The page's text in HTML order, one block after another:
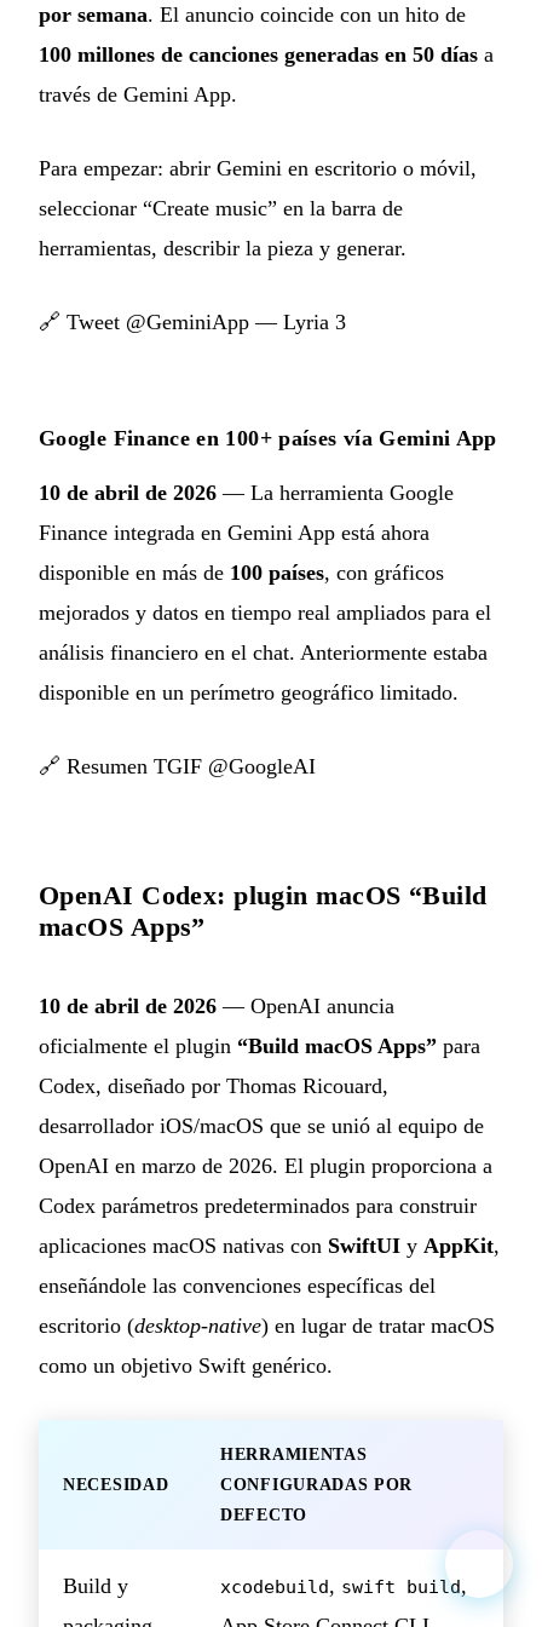
por semana. El anuncio coincide con un hito de
100 millones de canciones generadas en 50 días a
través de Gemini App.
Para empezar: abrir Gemini en escritorio o móvil,
seleccionar “Create music” en la barra de
herramientas, describir la pieza y generar.
🔗 Tweet @GeminiApp — Lyria 3
Google Finance en 100+ países vía Gemini App
10 de abril de 2026 — La herramienta Google
Finance integrada en Gemini App está ahora
disponible en más de 100 países, con gráficos
mejorados y datos en tiempo real ampliados para el
análisis financiero en el chat. Anteriormente estaba
disponible en un perímetro geográfico limitado.
🔗 Resumen TGIF @GoogleAI
OpenAI Codex: plugin macOS “Build
macOS Apps”
10 de abril de 2026 — OpenAI anuncia
oficialmente el plugin “Build macOS Apps” para
Codex, diseñado por Thomas Ricouard,
desarrollador iOS/macOS que se unió al equipo de
OpenAI en marzo de 2026. El plugin proporciona a
Codex parámetros predeterminados para construir
aplicaciones macOS nativas con SwiftUI y AppKit,
enseñándole las convenciones específicas del
escritorio (desktop-native) en lugar de tratar macOS
como un objetivo Swift genérico.
NECESIDAD
HERRAMIENTAS
CONFIGURADAS POR
DEFECTO
Build y
xcodebuild, swift build,